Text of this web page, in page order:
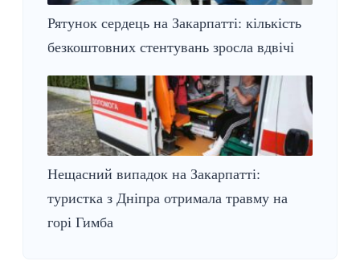
Рятунок сердець на Закарпатті: кількість
безкоштовних стентувань зросла вдвічі
Нещасний випадок на Закарпатті:
туристка з Дніпра отримала травму на
горі Гимба